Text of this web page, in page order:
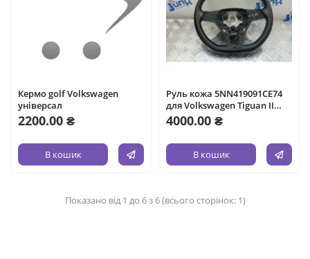
Кермо golf Volkswagen
універсал
2200.00 ₴
В кошик
Руль кожа 5NN419091CE74
для Volkswagen Tiguan II
2016-2023
4000.00 ₴
В кошик
Показано від 1 до 6 з 6 (всього сторінок: 1)